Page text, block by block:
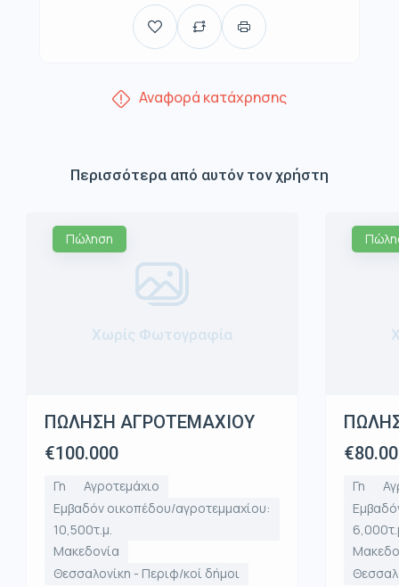
Αναφορά κατάχρησης
Περισσότερα από αυτόν τον χρήστη
Πώληση
Χωρίς Φωτογραφία
ΠΩΛΗΣΗ ΑΓΡΟΤΕΜΑΧΙΟΥ
€100.000
Γη
Αγροτεμάχιο
Εμβαδόν οικοπέδου/αγροτεμμαχίου:
10,500τ.μ.
Μακεδονία
Θεσσαλονίκη - Περιφ/κοί δήμοι
Γη